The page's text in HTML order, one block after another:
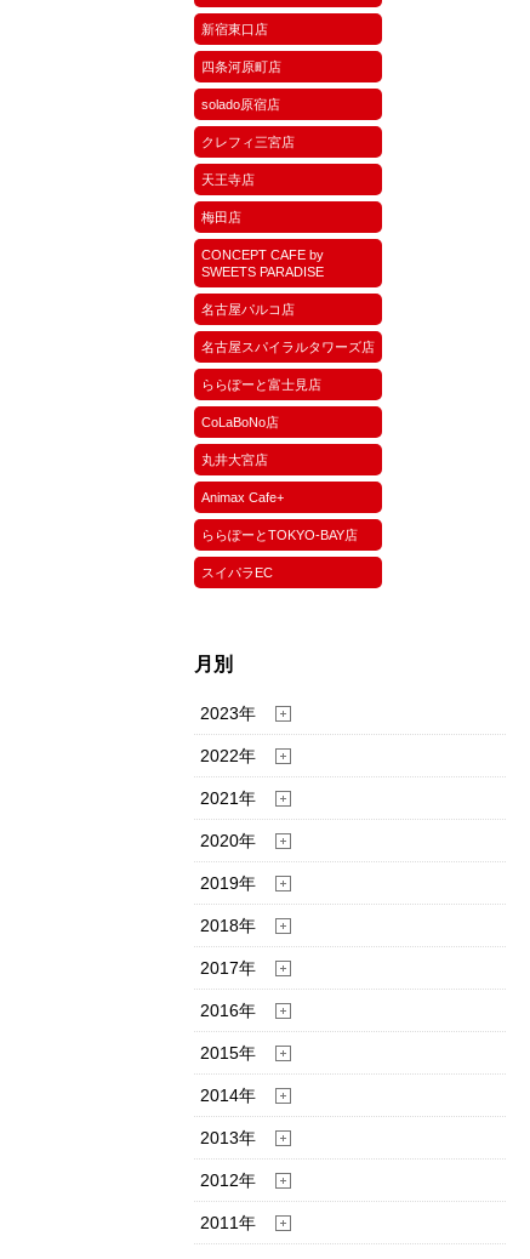
新宿東口店
四条河原町店
solado原宿店
クレフィ三宮店
天王寺店
梅田店
CONCEPT CAFE by
SWEETS PARADISE
名古屋パルコ店
名古屋スパイラルタワーズ店
ららぽーと富士見店
CoLaBoNo店
丸井大宮店
Animax Cafe+
ららぽーとTOKYO-BAY店
スイパラEC
月別
2023年
2022年
2021年
2020年
2019年
2018年
2017年
2016年
2015年
2014年
2013年
2012年
2011年